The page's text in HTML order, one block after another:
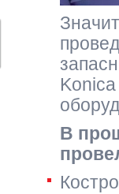
В